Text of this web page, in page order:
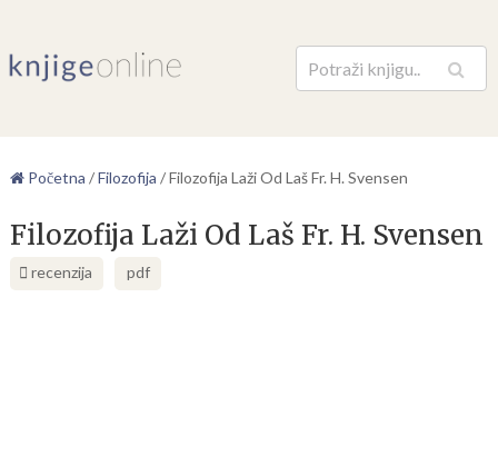
Pretraga
Početna /Filozofija /Filozofija Laži Od Laš Fr. H. Svensen
Filozofija Laži Od Laš Fr. H. Svensen
recenzija pdf